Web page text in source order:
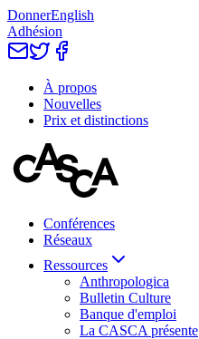
DonnerEnglish
Adhésion
À propos
Nouvelles
Prix et distinctions
Conférences
Réseaux
Ressources
Anthropologica
Bulletin Culture
Banque d'emploi
La CASCA présente